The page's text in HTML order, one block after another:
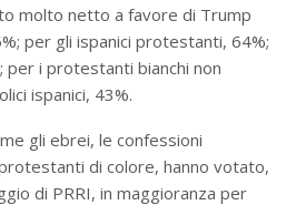
molto netto a favore di Trump
per gli ispanici protestanti, 64%;
per i protestanti bianchi non
ispanici, 43%.
gli ebrei, le confessioni
di colore, hanno votato,
di PRRI, in maggioranza per